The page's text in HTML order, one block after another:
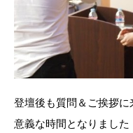
登壇後も質問＆ご挨拶
意義な時間となりました